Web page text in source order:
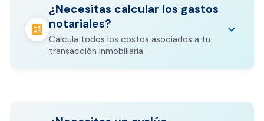
calculate
¿Necesitas calcular los gastos
notariales?
Calcula todos los costos asociados a tu
transacción inmobiliaria
keyboard_arrow_down
Los gastos notariales incluyen